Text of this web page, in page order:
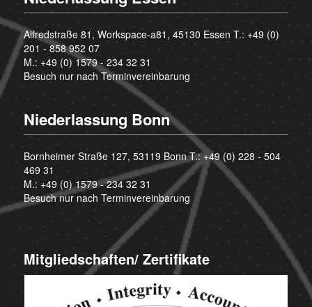
Alfredstraße 81, Workspace-a81, 45130 Essen T.: +49 (0)
201 - 858 952 07
M.: +49 (0) 1579 - 234 32 31
Besuch nur nach Terminvereinbarung
Niederlassung Bonn
Bornheimer Straße 127, 53119 Bonn T.:+49 (0) 228 - 504
469 31
M.: +49 (0) 1579 - 234 32 31
Besuch nur nach Terminvereinbarung
Mitgliedschaften/ Zertifikate